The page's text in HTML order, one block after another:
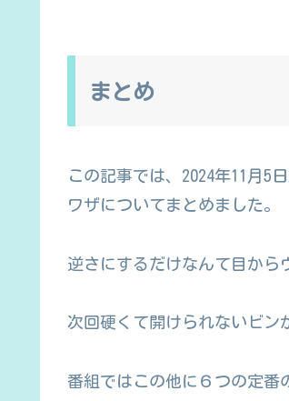
まとめ
この記事では、2024年11月5
ワザについてまとめました。
逆さにするだけなんて目から
次回硬くて開けられないビン
番組ではこの他に６つの定番